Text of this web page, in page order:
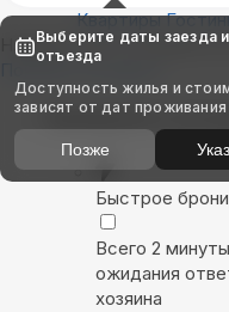
Квартиры
Найдём, где
Показать на карте
Выбирайте
Быстрое
Всего 2
ожидания
хозяина
Выберите даты заезда и
отъезда
Доступность жилья и
зависят от дат проживания
Позже